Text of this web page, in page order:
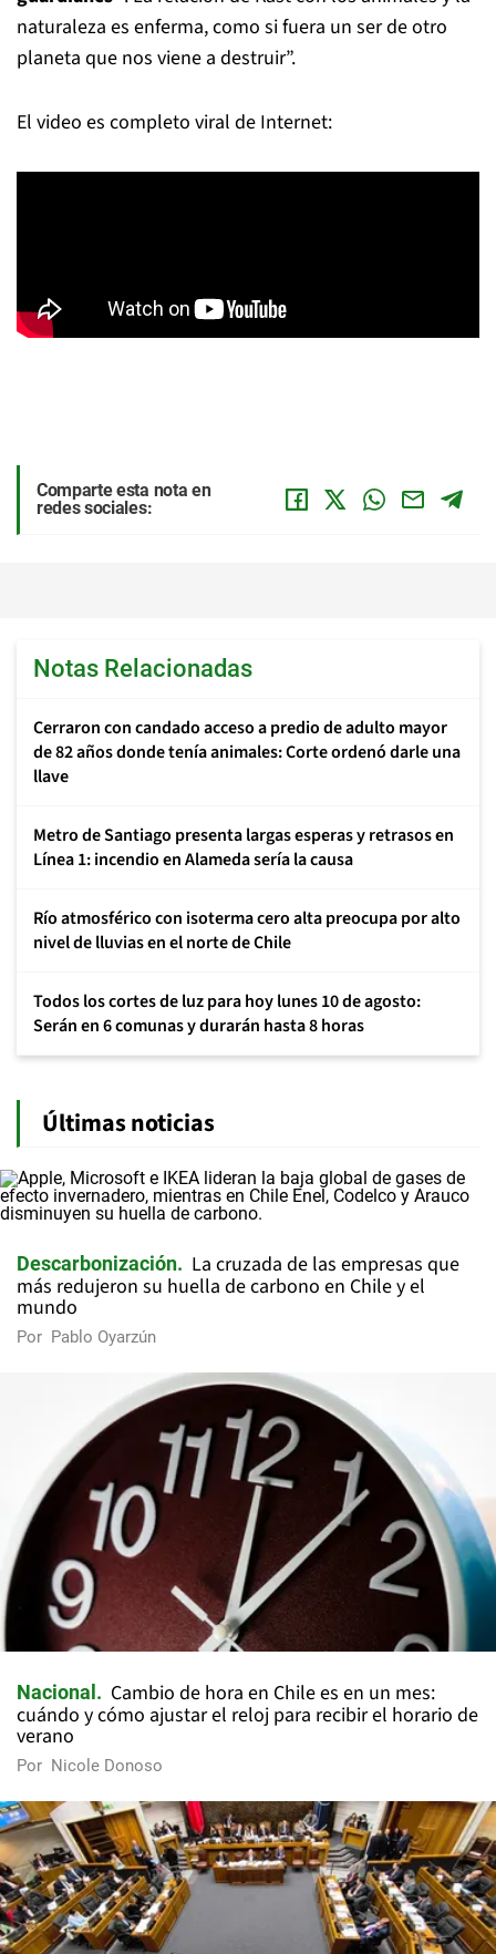
naturaleza es enferma, como si fuera un ser de otro
planeta que nos viene a destruir”.
El video es completo viral de Internet:
Comparte esta nota en
redes sociales:
Notas Relacionadas
Cerraron con candado acceso a predio de adulto mayor
de 82 años donde tenía animales: Corte ordenó darle una
llave
Metro de Santiago presenta largas esperas y retrasos en
Línea 1: incendio en Alameda sería la causa
Río atmosférico con isoterma cero alta preocupa por alto
nivel de lluvias en el norte de Chile
Todos los cortes de luz para hoy lunes 10 de agosto:
Serán en 6 comunas y durarán hasta 8 horas
Últimas noticias
Descarbonización
La cruzada de las empresas que
más redujeron su huella de carbono en Chile y el
mundo
Por Pablo Oyarzún
Nacional
Cambio de hora en Chile es en un mes:
cuándo y cómo ajustar el reloj para recibir el horario de
verano
Por Nicole Donoso